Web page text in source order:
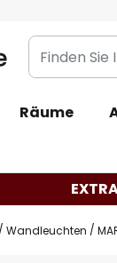
Finden
Sie
Leuchte...
Räume
Wandleuchten